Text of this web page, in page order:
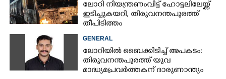
ലോറി നിയന്ത്രണംവിട്ട് ഹോട്ടലിലേയ്ക്ക്
ഇടിച്ചുകയറി, തിരുവനന്തപുരത്ത്
തീപിടിത്തം
GENERAL
ലോറിയിൽ ബൈക്കിടിച്ച് അപകടം:
തിരുവനന്തപുരത്ത് യുവ
മാദ്ധ്യമപ്രവർത്തകന് ദാരുണാന്ത്യം